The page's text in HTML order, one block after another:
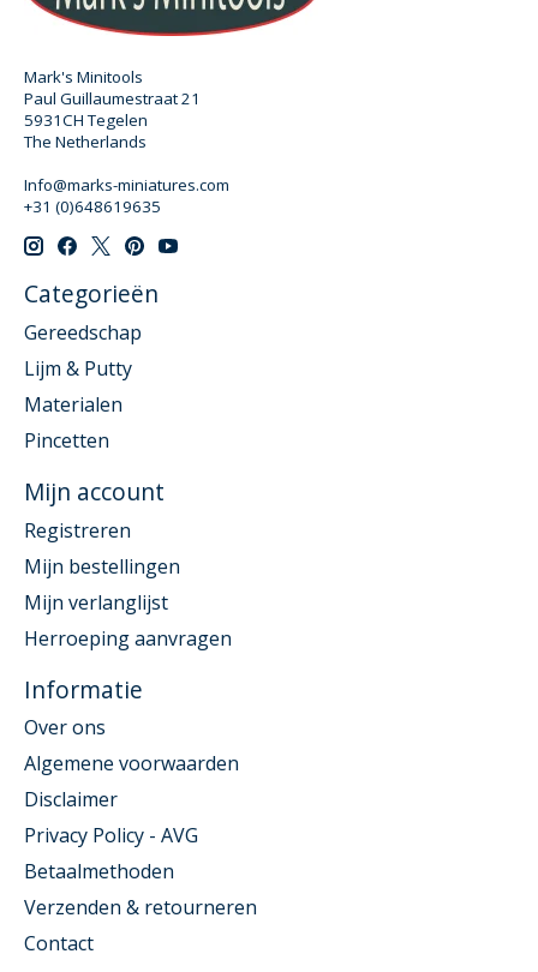
Mark's Minitools
Paul Guillaumestraat 21
5931CH Tegelen
The Netherlands
Info@marks-miniatures.com
+31 (0)648619635
Categorieën
Gereedschap
Lijm & Putty
Materialen
Pincetten
Mijn account
Registreren
Mijn bestellingen
Mijn verlanglijst
Herroeping aanvragen
Informatie
Over ons
Algemene voorwaarden
Disclaimer
Privacy Policy - AVG
Betaalmethoden
Verzenden & retourneren
Contact